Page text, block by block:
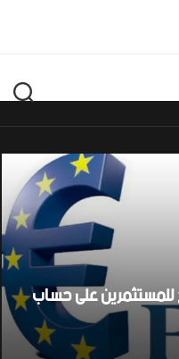
للمستثمرين على حساب